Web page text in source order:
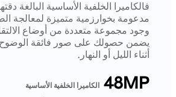
مدعومة بخوارزمية متميزة لمعالجة
وجود مجموعة متعددة من أوضاع
يضمن حصولك على صور فائقة
أثناء الليل أو النهار.
48MP الكاميرا الخلفية الأساسية